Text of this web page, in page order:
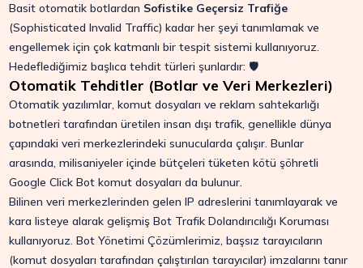
Basit otomatik botlardan Sofistike Geçersiz Trafiğe
(Sophisticated Invalid Traffic) kadar her şeyi tanımlamak ve
engellemek için çok katmanlı bir tespit sistemi kullanıyoruz.
Hedeflediğimiz başlıca tehdit türleri şunlardır: 🛡️
Otomatik Tehditler (Botlar ve Veri Merkezleri)
Otomatik yazılımlar, komut dosyaları ve reklam sahtekarlığı
botnetleri tarafından üretilen insan dışı trafik, genellikle dünya
çapındaki veri merkezlerindeki sunucularda çalışır. Bunlar
arasında, milisaniyeler içinde bütçeleri tüketen kötü şöhretli
Google Click Bot komut dosyaları da bulunur.
Bilinen veri merkezlerinden gelen IP adreslerini tanımlayarak ve
kara listeye alarak gelişmiş Bot Trafik Dolandırıcılığı Koruması
kullanıyoruz. Bot Yönetimi Çözümlerimiz, başsız tarayıcıların
(komut dosyaları tarafından çalıştırılan tarayıcılar) imzalarını tanır